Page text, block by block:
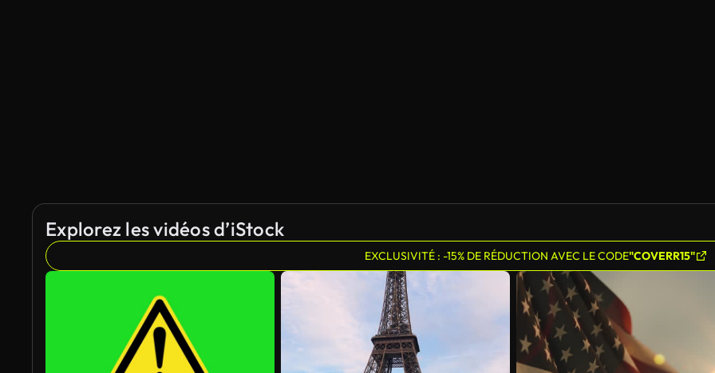
Explorez les vidéos d’iStock
EXCLUSIVITÉ : -15% DE RÉDUCTION AVEC LE CODE"COVERR15"